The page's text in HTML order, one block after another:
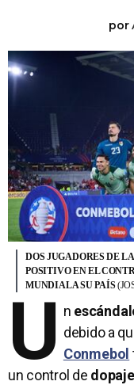
por
DOS JUGADORES DE
POSITIVO EN EL
MUNDIAL A SU PAÍS
U n
debido a
Conmebol
un control de dopaje